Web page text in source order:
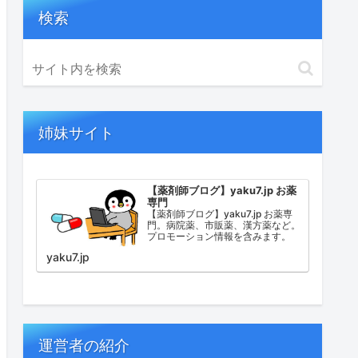
検索
姉妹サイト
【薬剤師ブログ】yaku7.jp お薬
専門
【薬剤師ブログ】yaku7.jp お薬専
門。病院薬、市販薬、漢方薬など。
プロモーション情報を含みます。
yaku7.jp
運営者の紹介